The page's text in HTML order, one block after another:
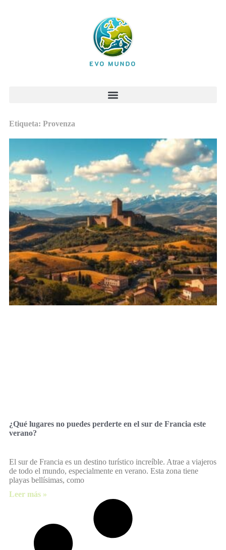
Etiqueta: Provenza
¿Qué lugares no puedes perderte en el sur de Francia este
verano?
El sur de Francia es un destino turístico increíble. Atrae a viajeros
de todo el mundo, especialmente en verano. Esta zona tiene
playas bellísimas, como
Leer más »